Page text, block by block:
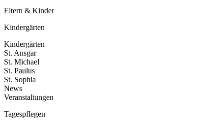
Eltern & Kinder
Kindergärten
Kindergärten
St. Ansgar
St. Michael
St. Paulus
St. Sophia
News
Veranstaltungen
Tagespflegen